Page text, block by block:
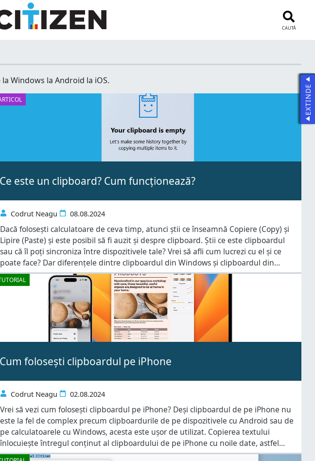
CAUTĂ
Windows la Android la iOS.
Ce este un clipboard? Cum funcționează?
Codrut Neagu 08.08.2024
Dacă folosești calculatoare de ceva timp, atunci știi ce înseamnă Copiere (Copy) și
Lipire (Paste) și este posibil să fi auzit și despre clipboard. Știi ce este clipboardul
sau că îl poți sincroniza între dispozitivele tale? Vrei să afli cum lucrezi cu el și ce
poate face? Dar diferențele dintre clipboardul din Windows și clipboardul din
Android sau de pe iPhone? Dacă îți dorești
Cum folosești clipboardul pe iPhone
Codrut Neagu 02.08.2024
Vrei să vezi cum folosești clipboardul pe iPhone? Deși clipboardul de pe iPhone nu
este la fel de complex precum clipboardurile de pe dispozitivele cu Android sau de
pe calculatoarele cu Windows, acesta este ușor de utilizat. Copierea textului
înlocuiește întregul conținut al clipboardului de pe iPhone cu noile date, astfel
încât nu poți lipi decât ultimul text pe care l-ai copiat. În acest
EXTINDE